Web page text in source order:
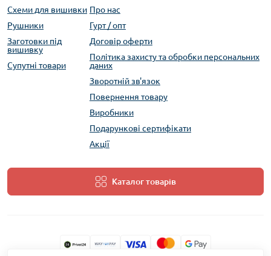
Схеми для вишивки
Рушники
Заготовки під
вишивку
Супутні товари
Про нас
Гурт / опт
Договір оферти
Політика захисту та обробки персональних
даних
Зворотній зв'язок
Повернення товару
Виробники
Подарункові сертифікати
Акції
Каталог товарів